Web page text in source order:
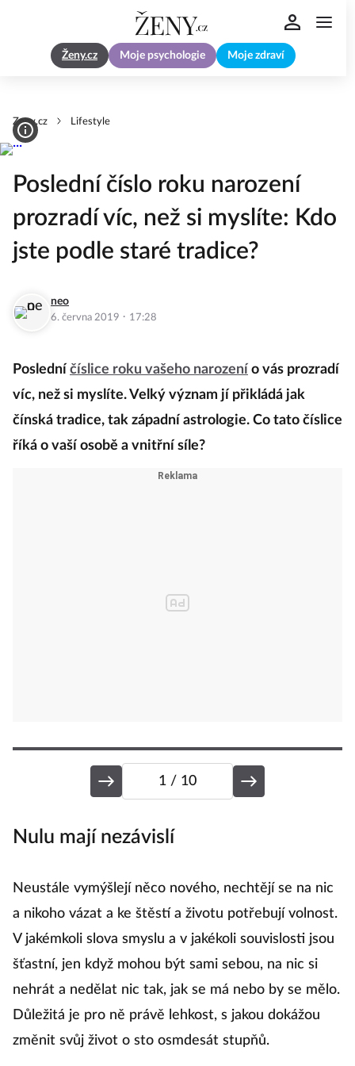
Ženy.cz Moje psychologie Moje zdraví
Zeny.cz Lifestyle
Poslední číslo roku narození
prozradí víc, než si myslíte: Kdo
jste podle staré tradice?
neo
6. června 2019 · 17:28
Poslední číslice roku vašeho narození o vás prozradí
víc, než si myslíte. Velký význam jí přikládá jak
čínská tradice, tak západní astrologie. Co tato číslice
říká o vaší osobě a vnitřní síle?
1 / 10
Nulu mají nezávislí
Neustále vymýšlejí něco nového, nechtějí se na nic
a nikoho vázat a ke štěstí a životu potřebují volnost.
V jakémkoli slova smyslu a v jakékoli souvislosti jsou
šťastní, jen když mohou být sami sebou, na nic si
nehrát a nedělat nic tak, jak se má nebo by se mělo.
Důležitá je pro ně právě lehkost, s jakou dokážou
změnit svůj život o sto osmdesát stupňů.